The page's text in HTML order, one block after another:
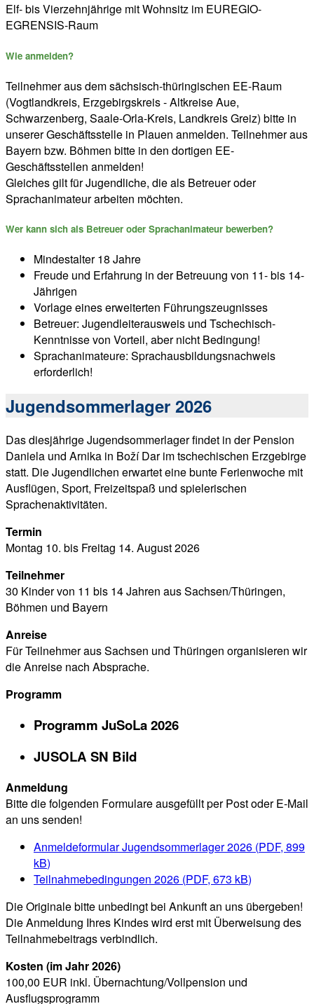
Elf- bis Vierzehnjährige mit Wohnsitz im EUREGIO-
EGRENSIS-Raum
Wie anmelden?
Teilnehmer aus dem sächsisch-thüringischen EE-Raum
(Vogtlandkreis, Erzgebirgskreis - Altkreise Aue,
Schwarzenberg, Saale-Orla-Kreis, Landkreis Greiz) bitte in
unserer Geschäftsstelle in Plauen anmelden. Teilnehmer aus
Bayern bzw. Böhmen bitte in den dortigen EE-
Geschäftsstellen anmelden!
Gleiches gilt für Jugendliche, die als Betreuer oder
Sprachanimateur arbeiten möchten.
Wer kann sich als Betreuer oder Sprachanimateur bewerben?
Mindestalter 18 Jahre
Freude und Erfahrung in der Betreuung von 11- bis 14-
Jährigen
Vorlage eines erweiterten Führungszeugnisses
Betreuer: Jugendleiterausweis und Tschechisch-
Kenntnisse von Vorteil, aber nicht Bedingung!
Sprachanimateure: Sprachausbildungsnachweis
erforderlich!
Jugendsommerlager 2026
Das diesjährige Jugendsommerlager findet in der Pension
Daniela und Arnika in Boží Dar im tschechischen Erzgebirge
statt. Die Jugendlichen erwartet eine bunte Ferienwoche mit
Ausflügen, Sport, Freizeitspaß und spielerischen
Sprachenaktivitäten.
Termin
Montag 10. bis Freitag 14. August 2026
Teilnehmer
30 Kinder von 11 bis 14 Jahren aus Sachsen/Thüringen,
Böhmen und Bayern
Anreise
Für Teilnehmer aus Sachsen und Thüringen organisieren wir
die Anreise nach Absprache.
Programm
Programm JuSoLa 2026
JUSOLA SN Bild
Anmeldung
Bitte die folgenden Formulare ausgefüllt per Post oder E-Mail
an uns senden!
Anmeldeformular Jugendsommerlager 2026 (PDF, 899
kB)
Teilnahmebedingungen 2026 (PDF, 673 kB)
Die Originale bitte unbedingt bei Ankunft an uns übergeben!
Die Anmeldung Ihres Kindes wird erst mit Überweisung des
Teilnahmebeitrags verbindlich.
Kosten (im Jahr 2026)
100,00 EUR inkl. Übernachtung/Vollpension und
Ausflugsprogramm